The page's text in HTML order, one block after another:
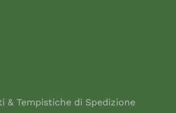
& Tempistiche di Spedizione